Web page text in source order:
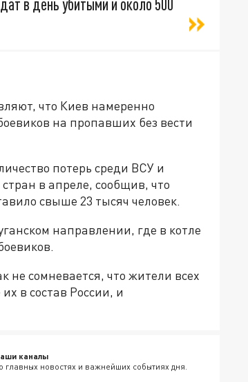
в день убитыми и около 500
что Киев намеренно
на пропавших без вести
потерь среди ВСУ и
в апреле, сообщив, что
свыше 23 тысяч человек.
направлении, где в котле
не сомневается, что жители всех
в состав России, и
каналы
главных новостях и важнейших событиях дня.